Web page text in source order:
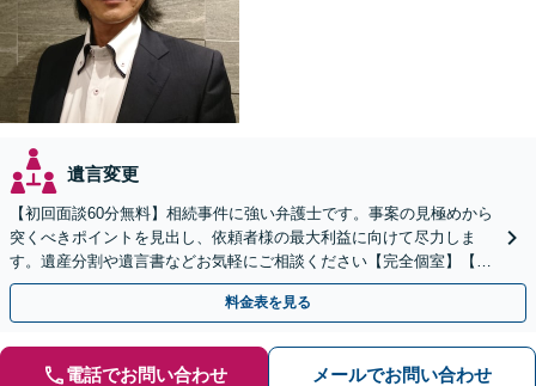
遺言変更
【初回面談60分無料】相続事件に強い弁護士です。事案の見極めから
突くべきポイントを見出し、依頼者様の最大利益に向けて尽力しま
す。遺産分割や遺言書などお気軽にご相談ください【完全個室】【丸
太町駅5分】
料金表を見る
電話でお問い合わせ メールでお問い合わせ